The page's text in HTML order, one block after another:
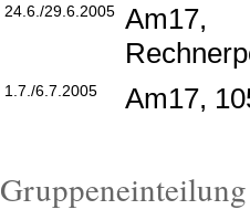
24.6./29.6.2005 Am17,
1.7./6.7.2005 Am17,